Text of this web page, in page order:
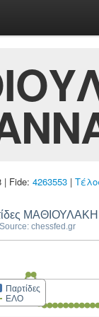
| Fide: 4263553 |
Source: chessfed.gr
Παρτίδες
ΕΛΟ